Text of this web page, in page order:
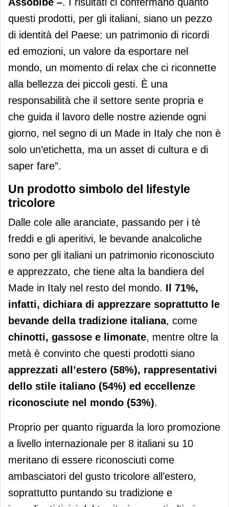
questi prodotti, per gli italiani, siano un pezzo
di identità del Paese: un patrimonio di ricordi
ed emozioni, un valore da esportare nel
mondo, un momento di relax che ci riconnette
alla bellezza dei piccoli gesti. È una
responsabilità che il settore sente propria e
che guida il lavoro delle nostre aziende ogni
giorno, nel segno di un Made in Italy che non è
solo un’etichetta, ma un asset di cultura e di
saper fare”.
Un prodotto simbolo del lifestyle
tricolore
Dalle cole alle aranciate, passando per i tè
freddi e gli aperitivi, le bevande analcoliche
sono per gli italiani un patrimonio riconosciuto
e apprezzato, che tiene alta la bandiera del
Made in Italy nel resto del mondo. Il 71%,
infatti, dichiara di apprezzare soprattutto le
bevande della tradizione italiana, come
chinotti, gassose e limonate, mentre oltre la
metà è convinto che questi prodotti siano
apprezzati all’estero (58%), rappresentativi
dello stile italiano (54%) ed eccellenze
riconosciute nel mondo (53%).
Proprio per quanto riguarda la loro promozione
a livello internazionale per 8 italiani su 10
meritano di essere riconosciuti come
ambasciatori del gusto tricolore all’estero,
soprattutto puntando su tradizione e